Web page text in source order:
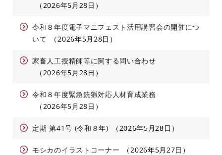
2026年5月28日
令和８年度電子マニフェスト活用講習会の開催につ
いて
2026年5月28日
家畜人工授精師等に関する問い合わせ
2026年5月28日
令和８年度緊急銃猟対応人材育成業務
2026年5月28日
定期 第41号 (令和８年) 2026年5月28日
モシカのイラストコーナー 2026年5月27日